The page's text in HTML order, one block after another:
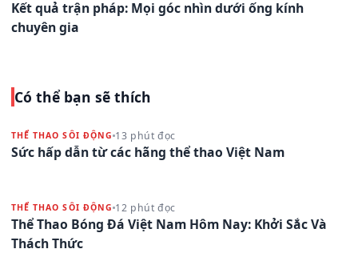
Kết quả trận pháp: Mọi góc nhìn dưới ống kính
chuyên gia
Có thể bạn sẽ thích
THỂ THAO SÔI ĐỘNG 13 phút đọc
Sức hấp dẫn từ các hãng thể thao Việt Nam
THỂ THAO SÔI ĐỘNG 12 phút đọc
Thể Thao Bóng Đá Việt Nam Hôm Nay: Khởi Sắc Và
Thách Thức